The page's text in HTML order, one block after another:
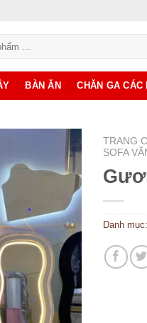
BÀN ĂN CHĂN GA CÁC
TRANG
SOFA
Danh mục: